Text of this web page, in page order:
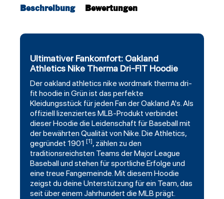
Beschreibung Bewertungen
Ultimativer Fankomfort: Oakland
Athletics Nike Therma Dri-FIT Hoodie
Deroakland athletics nike wordmark thermadri-
fit hoodie in Grün ist das perfekte
Kleidungsstück für jeden Fan der Oakland A's. Als
offiziell lizenziertes MLB-Produkt verbindet
dieser Hoodie die Leidenschaft für Baseball mit
der bewährten Qualität von Nike. Die Athletics,
gegründet 1901 [1], zählen zu den
traditionsreichsten Teams der Major League
Baseball und stehen für sportliche Erfolge und
eine treue Fangemeinde. Mit diesem Hoodie
zeigst du deine Unterstützung für ein Team, das
seit über einem Jahrhundert die MLB prägt.